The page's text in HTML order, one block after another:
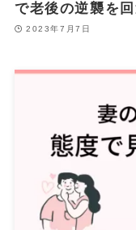
で老後の逆襲を回
2023年7月7日